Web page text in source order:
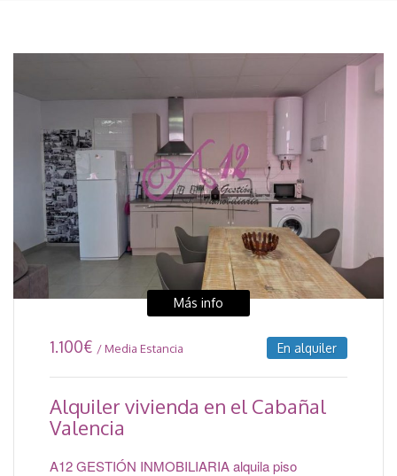
Más info
1.100€ / Media Estancia En alquiler
Alquiler vivienda en el Cabañal
Valencia
A12 GESTIÓN INMOBILIARIA alquila piso